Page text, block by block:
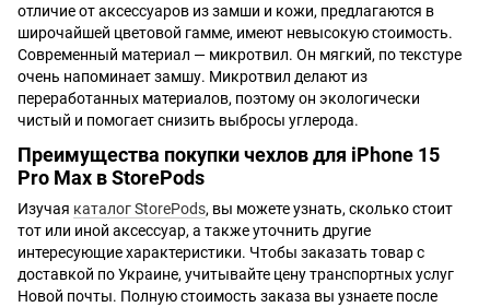
отличие от аксессуаров из замши и кожи, предлагаются в
широчайшей цветовой гамме, имеют невысокую стоимость.
Современный материал — микротвил. Он мягкий, по текстуре
очень напоминает замшу. Микротвил делают из
переработанных материалов, поэтому он экологически
чистый и помогает снизить выбросы углерода.
Преимущества покупки чехлов для iPhone 15
Pro Max в StorePods
Изучая каталог StorePods, вы можете узнать, сколько стоит
тот или иной аксессуар, а также уточнить другие
интересующие характеристики. Чтобы заказать товар с
доставкой по Украине, учитывайте цену транспортных услуг
Новой почты. Полную стоимость заказа вы узнаете после